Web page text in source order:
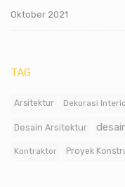
Oktober 2021
TAG
Arsitektur Dekorasi
Desain Arsitektur
Kontraktor Proyek